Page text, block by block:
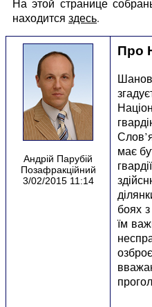
находится здесь.
Андрій Парубій
Позафракційний
3/02/2015 11:14
Про
має
боях
їм